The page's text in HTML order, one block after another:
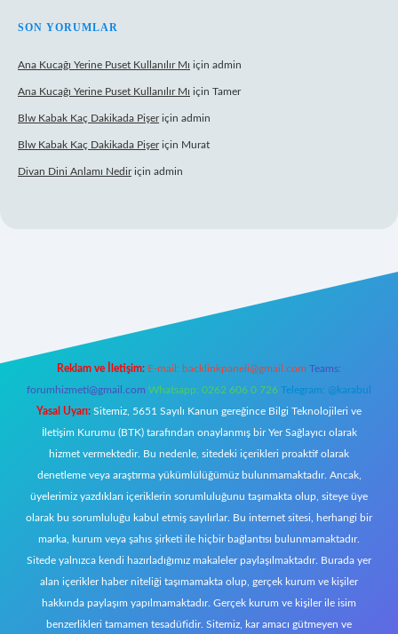
SON YORUMLAR
Ana Kucağı Yerine Puset Kullanılır Mı için admin
Ana Kucağı Yerine Puset Kullanılır Mı için Tamer
Blw Kabak Kaç Dakikada Pişeriçin admin
Blw Kabak Kaç Dakikada Pişeriçin Murat
Divan Dini Anlamı Nediriçin admin
Reklam ve İletişim: E-mail: backlinkpaneli@gmail.com Teams:
forumhizmeti@gmail.com Whatsapp: 0262 606 0 726 Telegram: @karabul
Yasal Uyarı: Sitemiz, 5651 Sayılı Kanun gereğince Bilgi Teknolojileri ve
İletişim Kurumu (BTK) tarafından onaylanmış bir Yer Sağlayıcı olarak
hizmet vermektedir. Bu nedenle, sitedeki içerikleri proaktif olarak
denetleme veya araştırma yükümlülüğümüz bulunmamaktadır. Ancak,
üyelerimiz yazdıkları içeriklerin sorumluluğunu taşımakta olup, siteye üye
olarak bu sorumluluğu kabul etmiş sayılırlar. Bu internet sitesi, herhangi bir
marka, kurum veya şahıs şirketi ile hiçbir bağlantısı bulunmamaktadır.
Sitede yalnızca kendi hazırladığımız makaleler paylaşılmaktadır. Burada yer
alan içerikler haber niteliği taşımamakta olup, gerçek kurum ve kişiler
hakkında paylaşım yapılmamaktadır. Gerçek kurum ve kişiler ile isim
benzerlikleri tamamen tesadüfidir. Sitemiz, kar amacı gütmeyen ve